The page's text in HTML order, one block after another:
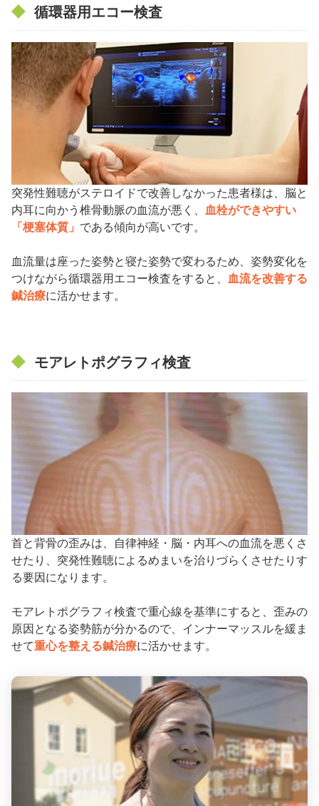
循環器用エコー検査
突発性難聴がステロイドで改善しなかった患者様は、脳と
内耳に向かう椎骨動脈の血流が悪く、
血栓ができやすい
「梗塞体質」 である傾向が高いです。
血流量は座った姿勢と寝た姿勢で変わるため、姿勢変化を
つけながら循環器用エコー検査をすると、
血流を改善する
鍼治療に活かせます。
モアレトポグラフィ検査
首と背骨の歪みは、自律神経・脳・内耳への血流を悪くさ
せたり、突発性難聴によるめまいを治りづらくさせたりす
る要因になります。
モアレトポグラフィ検査で重心線を基準にすると、歪みの
原因となる姿勢筋が分かるので、インナーマッスルを緩ま
せて重心を整える鍼治療に活かせます。